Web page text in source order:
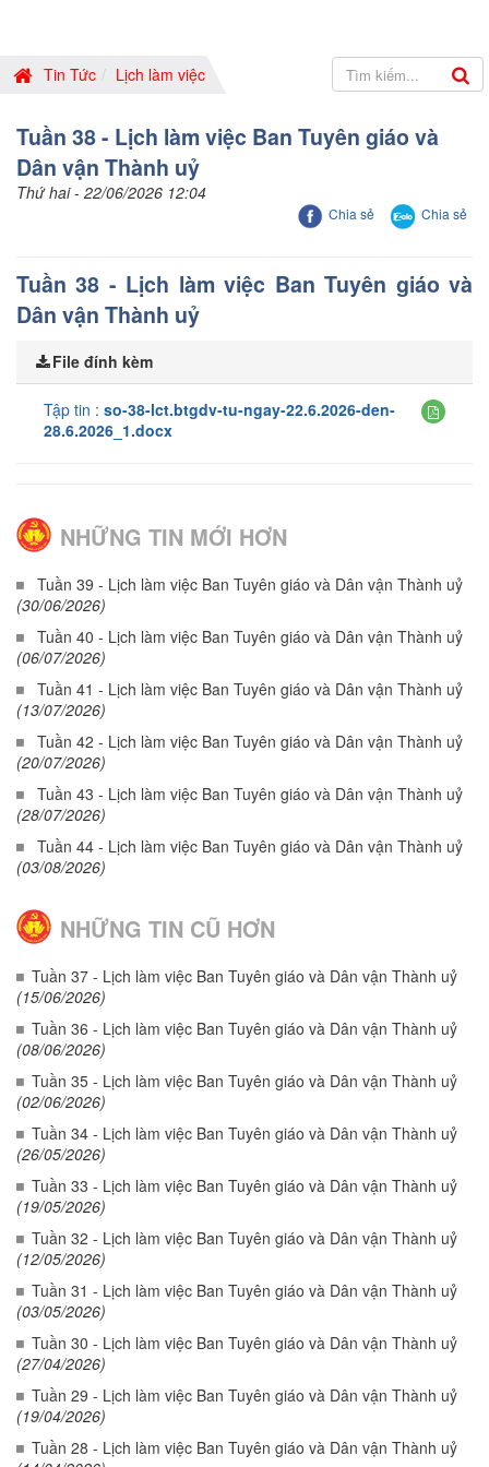
Tin Tức Lịch làm việc
Tuần 38 - Lịch làm việc Ban Tuyên giáo và
Dân vận Thành uỷ
Thứ hai - 22/06/2026 12:04
Chia sẻ Chia sẻ
Tuần 38 - Lịch làm việc Ban Tuyên giáo và
Dân vận Thành uỷ
File đính kèm
Tập tin : so-38-lct.btgdv-tu-ngay-22.6.2026-den-
28.6.2026_1.docx
NHỮNG TIN MỚI HƠN
Tuần 39 - Lịch làm việc Ban Tuyên giáo và Dân vận Thành uỷ
(30/06/2026)
Tuần 40 - Lịch làm việc Ban Tuyên giáo và Dân vận Thành uỷ
(06/07/2026)
Tuần 41 - Lịch làm việc Ban Tuyên giáo và Dân vận Thành uỷ
(13/07/2026)
Tuần 42 - Lịch làm việc Ban Tuyên giáo và Dân vận Thành uỷ
(20/07/2026)
Tuần 43 - Lịch làm việc Ban Tuyên giáo và Dân vận Thành uỷ
(28/07/2026)
Tuần 44 - Lịch làm việc Ban Tuyên giáo và Dân vận Thành uỷ
(03/08/2026)
NHỮNG TIN CŨ HƠN
Tuần 37 - Lịch làm việc Ban Tuyên giáo và Dân vận Thành uỷ
(15/06/2026)
Tuần 36 - Lịch làm việc Ban Tuyên giáo và Dân vận Thành uỷ
(08/06/2026)
Tuần 35 - Lịch làm việc Ban Tuyên giáo và Dân vận Thành uỷ
(02/06/2026)
Tuần 34 - Lịch làm việc Ban Tuyên giáo và Dân vận Thành uỷ
(26/05/2026)
Tuần 33 - Lịch làm việc Ban Tuyên giáo và Dân vận Thành uỷ
(19/05/2026)
Tuần 32 - Lịch làm việc Ban Tuyên giáo và Dân vận Thành uỷ
(12/05/2026)
Tuần 31 - Lịch làm việc Ban Tuyên giáo và Dân vận Thành uỷ
(03/05/2026)
Tuần 30 - Lịch làm việc Ban Tuyên giáo và Dân vận Thành uỷ
(27/04/2026)
Tuần 29 - Lịch làm việc Ban Tuyên giáo và Dân vận Thành uỷ
(19/04/2026)
Tuần 28 - Lịch làm việc Ban Tuyên giáo và Dân vận Thành uỷ